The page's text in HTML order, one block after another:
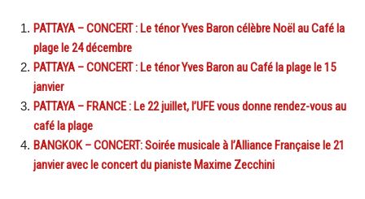
PATTAYA – CONCERT : Le ténor Yves Baron célèbre Noël au Café la
plage le 24 décembre
PATTAYA – CONCERT : Le ténor Yves Baron au Café la plage le 15
janvier
PATTAYA – FRANCE : Le 22 juillet, l’UFE vous donne rendez-vous au
café la plage
BANGKOK – CONCERT: Soirée musicale à l’Alliance Française le 21
janvier avec le concert du pianiste Maxime Zecchini